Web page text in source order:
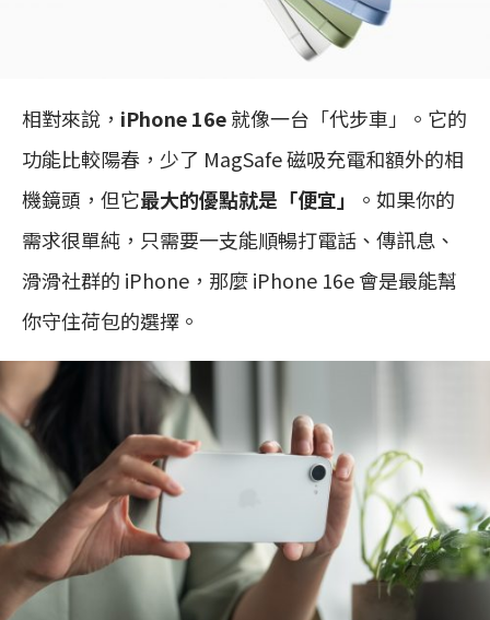
相對來說， iPhone 16e就像一台「代步車」。它的
功能比較陽春，少了 MagSafe 磁吸充電和額外的相
機鏡頭，但它最大的優點就是「便宜」
。如果你的
需求很單純，只需要一支能順暢打電話、傳訊息、
滑滑社群的 iPhone，那麼 iPhone 16e 會是最能幫
你守住荷包的選擇。